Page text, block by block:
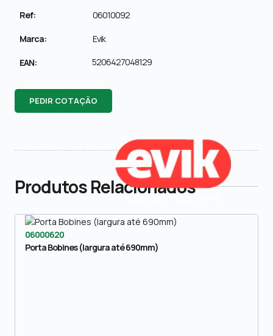
Ref: 06010092
Marca: Evik
EAN: 5206427048129
PEDIR COTAÇÃO
Produtos Relacionados
06000620
Porta Bobines (largura até 690mm)